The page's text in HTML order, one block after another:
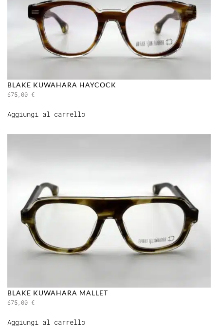
BLAKE KUWAHARA HAYCOCK
675,00 €
Aggiungi al carrello
BLAKE KUWAHARA MALLET
675,00 €
Aggiungi al carrello